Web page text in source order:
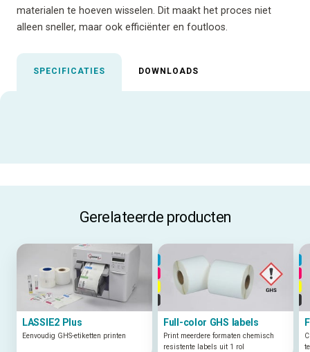
materialen te hoeven wisselen. Dit maakt het proces niet
alleen sneller, maar ook efficiënter en foutloos.
SPECIFICATIES DOWNLOADS
Gerelateerde producten
LASSIE2 Plus
Eenvoudig GHS-etiketten printen
Full-color GHS labels
Print meerdere formaten chemisch
resistente labels uit 1 rol